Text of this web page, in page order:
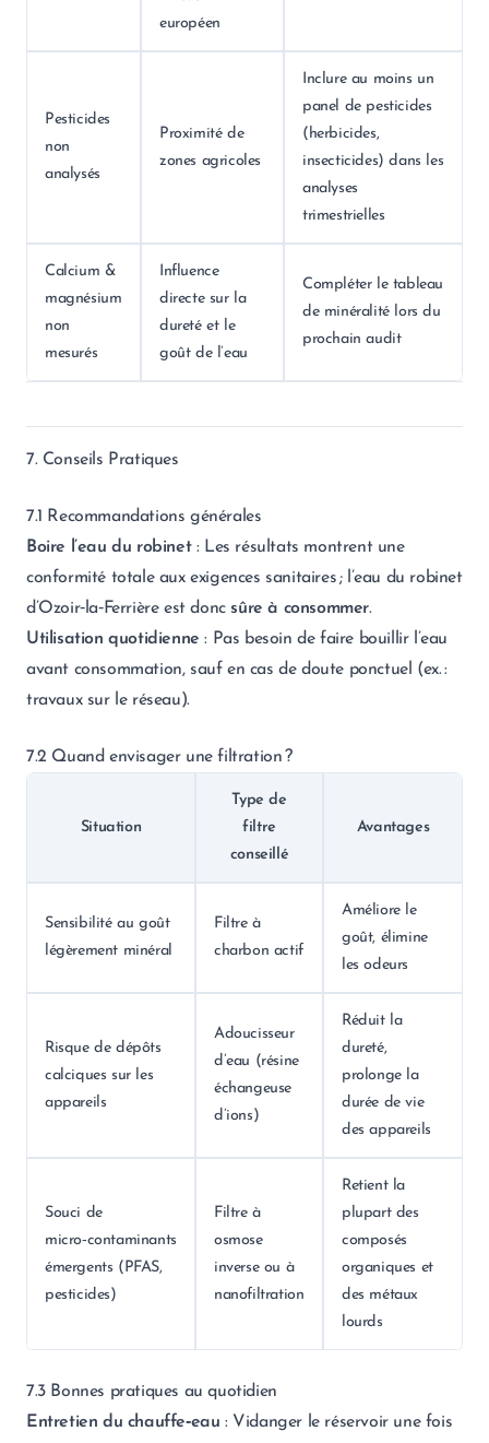
européen
Pesticides
non
analysés
Proximité de
zones agricoles
Inclure au moins un
panel de pesticides
(herbicides,
insecticides) dans les
analyses
trimestrielles
Calcium &
magnésium
non
mesurés
Influence
directe sur la
dureté et le
goût de l’eau
Compléter le tableau
de minéralité lors du
prochain audit
7. Conseils Pratiques
7.1 Recommandations générales
Boire l’eau du robinet: Les résultats montrent une
conformité totale aux exigences sanitaires ; l’eau du robinet
d’Ozoir‑la‑Ferrière est donc sûre à consommer.
Utilisation quotidienne : Pas besoin de faire bouillir l’eau
avant consommation, sauf en cas de doute ponctuel (ex. :
travaux sur le réseau).
7.2 Quand envisager une filtration ?
Situation
Type de
filtre
conseillé
Avantages
Sensibilité au goût
légèrement minéral
Filtre à
charbon actif
Améliore le
goût, élimine
les odeurs
Risque de dépôts
calciques sur les
appareils
Adoucisseur
d’eau (résine
échangeuse
d’ions)
Réduit la
dureté,
prolonge la
durée de vie
des appareils
Souci de
micro‑contaminants
émergents (PFAS,
pesticides)
Filtre à
osmose
inverse ou à
nanofiltration
Retient la
plupart des
composés
organiques et
des métaux
lourds
7.3 Bonnes pratiques au quotidien
Entretien du chauffe‑eau : Vidanger le réservoir une fois